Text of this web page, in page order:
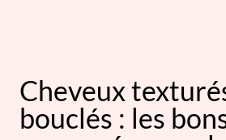
Cheveux
bouclés : les